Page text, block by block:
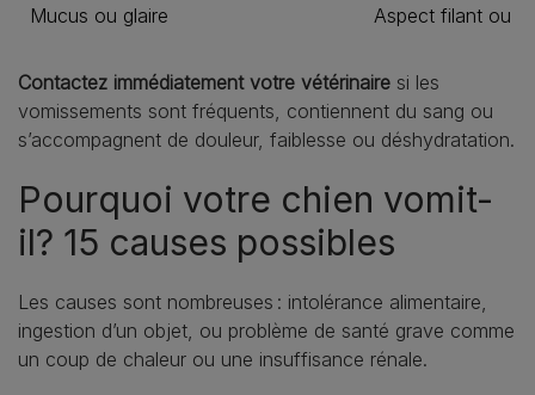
Mucus ou glaire Aspect filant ou
Contactez immédiatement votre vétérinaire si les
vomissements sont fréquents, contiennent du sang ou
s’accompagnent de douleur, faiblesse ou déshydratation.
Pourquoi votre chien vomit-
il? 15 causes possibles
Les causes sont nombreuses : intolérance alimentaire,
ingestion d’un objet, ou problème de santé grave comme
un coup de chaleur ou une insuffisance rénale.